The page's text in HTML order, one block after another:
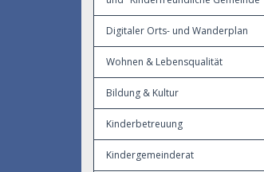
Digitaler Orts- und Wanderplan
Wohnen & Lebensqualität
Bildung & Kultur
Kinderbetreuung
Kindergemeinderat